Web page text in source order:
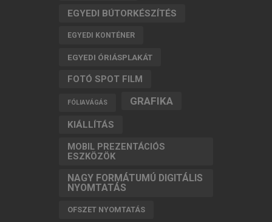
EGYEDI BÚTORKÉSZÍTÉS
EGYEDI KONTÉNER
EGYEDI ÓRIÁSPLAKÁT
FOTÓ SPOT FILM
FÓLIAVÁGÁS GRAFIKA
KIÁLLÍTÁS
MOBIL PREZENTÁCIÓS
ESZKÖZÖK
NAGY FORMÁTUMÚ DIGITÁLIS
NYOMTATÁS
OFSZET NYOMTATÁS